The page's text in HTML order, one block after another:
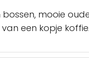
mooie
een kopje